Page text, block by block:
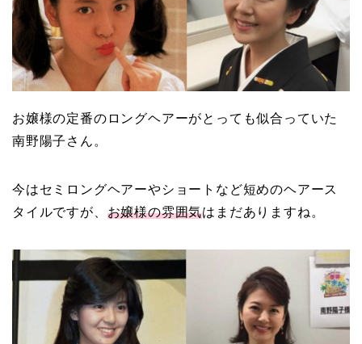
お嬢様の定番のロングヘアーがとっても似合っていた
南野陽子さん。
今はセミロングヘアーやショートなど短めのヘアース
タイルですが、 お嬢様の雰囲気はまだありますね。